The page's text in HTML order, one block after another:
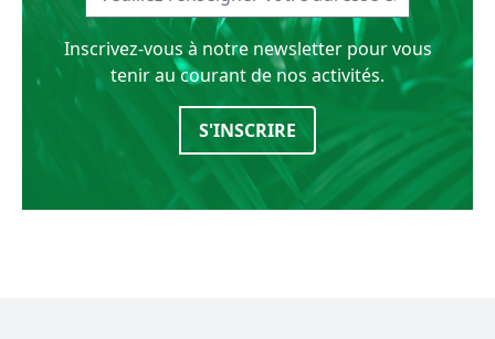
Inscrivez-vous à notre newsletter pour vous
tenir au courant de nos activités.
S'INSCRIRE